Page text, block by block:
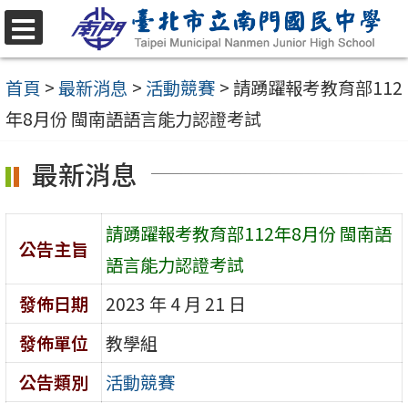
跳
至
主
要
容
選
單
首頁 >最新消息 > 活動競賽 > 請踴躍報考教育部112
年8月份 閩南語語言能力認證考試
最新消息
公告主旨
請踴躍報考教育部112年8月份 閩南語
語言能力認證考試
發佈日期
2023 年 4 月 21 日
發佈單位
教學組
公告類別
活動競賽